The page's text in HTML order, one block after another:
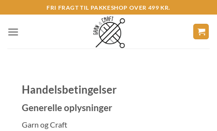
til
indhold
FRI FRAGT TIL PAKKESHOP OVER 499 KR.
Handelsbetingelser
Generelle oplysninger
Garn og Craft